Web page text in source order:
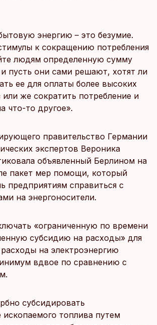
энергию – это безумие.
к сокращению потребления
людям определенную сумму
пусть они сами решают, хотят ли
ее для оплаты более высоких
или же сократить потребление и
что-то другое».
правительство Германии
экспертов Вероника
объявленный Берлином на
пакет мер помощи, который
предприятиям справиться с
на энергоносители.
«ограниченную по времени
субсидию на расходы» для
на электроэнергию
вдвое по сравнению с
субсидировать
ископаемого топлива путем